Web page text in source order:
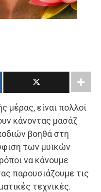
μέρας, είναι πολλοί
κάνοντας μασάζ
βοηθά στη
των μυϊκών
να κάνουμε
παρουσιάζουμε τις
τεχνικές.